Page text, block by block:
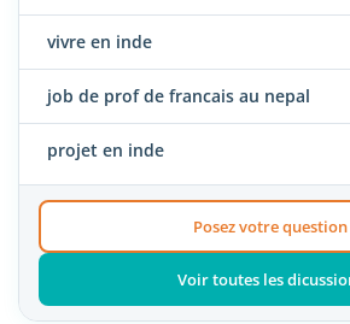
vivre en inde
job de prof de francais au nepal
projet en inde
Posez votre question
Voir toutes les